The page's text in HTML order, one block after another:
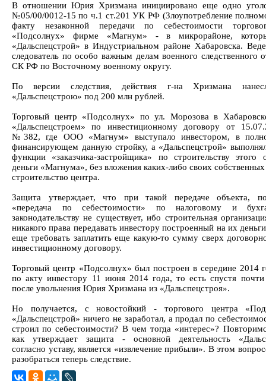
В отношении Юрия Хризмана инициировано еще одно
№05/00/0012-15 по ч.1 ст.201 УК РФ (Злоупотребление
факту незаконной передачи по себестоимости
«Подсолнух» фирме «Магнум» - в микрорайоне,
«Дальспецстрой» в Индустриальном районе Хабаровска.
следователь по особо важным делам военного следственного
СК РФ по Восточному военному округу.
По версии следствия, действия г-на Хризмана
«Дальспецстрою» под 200 млн рублей.
Торговый центр «Подсолнух» по ул. Морозова в
«Дальспецстроем» по инвестиционному договору от
№382, где ООО «Магнум» выступало инвестором, в
финансирующем данную стройку, а «Дальспецстрой»
функции «заказчика-застройщика» по строительству этого
деньги «Магнума», без вложения каких-либо своих собственных
строительство центра.
Защита утверждает, что при такой передаче объекта,
«передача по себестоимости» по налоговому и
законодательству не существует, ибо строительная
никакого права передавать инвестору построенный на их
еще требовать заплатить еще какую-то сумму сверх
инвестиционному договору.
Торговый центр «Подсолнух» был построен в середине 2014
по акту инвестору 11 июня 2014 года, то есть спустя
после увольнения Юрия Хризмана из «Дальспецстроя».
Но получается, с новостойкий - торгового центра
«Дальспецстрой» ничего не заработал, а продал по
строил по себестоимости? В чем тогда «интерес»?
как утверждает защита - основной деятельность
согласно уставу, является «извлечение прибыли». В этом
разобраться теперь следствие.